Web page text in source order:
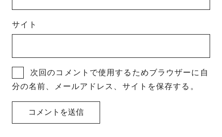
サイト
次回のコメントで使用するためブラウザーに自
分の名前、メールアドレス、サイトを保存する。